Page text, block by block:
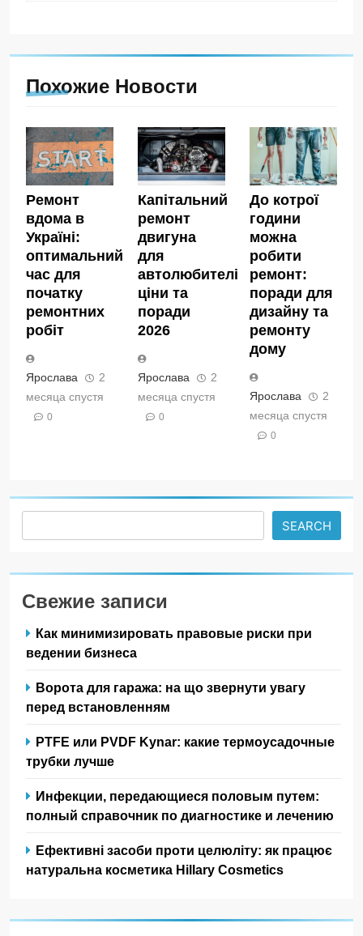
Похожие Новости
Ремонт
вдома в
Україні:
оптимальний
час для
початку
ремонтних
робіт
Ярослава
2
месяца спустя
0
Капітальний
ремонт
двигуна
для
автолюбителів:
ціни та
поради
2026
Ярослава
2
месяца спустя
0
До котрої
години
можна
робити
ремонт:
поради для
дизайну та
ремонту
дому
Ярослава
2
месяца спустя
0
SEARCH
Свежие записи
Как минимизировать правовые риски при
ведении бизнеса
Ворота для гаража: на що звернути увагу
перед встановленням
PTFE или PVDF Kynar: какие термоусадочные
трубки лучше
Инфекции, передающиеся половым путем:
полный справочник по диагностике и лечению
Ефективні засоби проти целюліту: як працює
натуральна косметика Hillary Cosmetics